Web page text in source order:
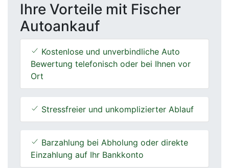
Ihre Vorteile mit Fischer
Autoankauf
Kostenlose und unverbindliche Auto
Bewertung telefonisch oder bei Ihnen vor
Ort
Stressfreier und unkomplizierter Ablauf
Barzahlung bei Abholung oder direkte
Einzahlung auf Ihr Bankkonto